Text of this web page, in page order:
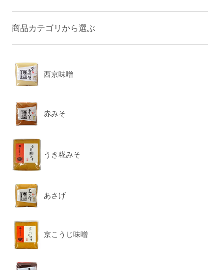
商品カテゴリから選ぶ
西京味噌
赤みそ
うき糀みそ
あさげ
京こうじ味噌